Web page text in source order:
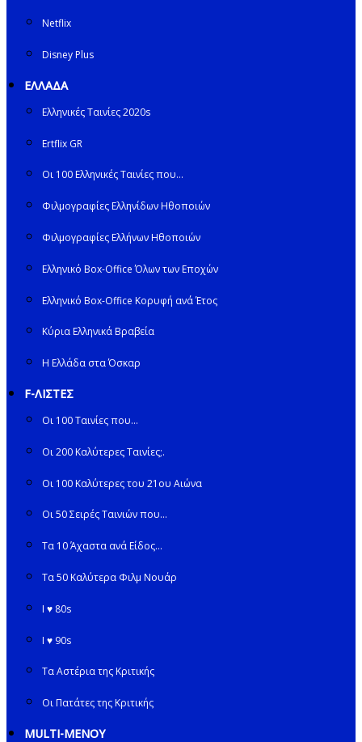
Netflix
Disney Plus
ΕΛΛΑΔΑ
Ελληνικές Ταινίες 2020s
Ertflix GR
Οι 100 Ελληνικές Ταινίες που…
Φιλμογραφίες Ελληνίδων Ηθοποιών
Φιλμογραφίες Ελλήνων Ηθοποιών
Ελληνικό Box-Office Όλων των Εποχών
Ελληνικό Box-Office Κορυφή ανά Έτος
Κύρια Ελληνικά Βραβεία
Η Ελλάδα στα Όσκαρ
F-ΛΙΣΤΕΣ
Οι 100 Ταινίες που…
Οι 200 Καλύτερες Ταινίες;.
Οι 100 Καλύτερες του 21ου Αιώνα
Οι 50 Σειρές Ταινιών που…
Τα 10 Άχαστα ανά Είδος…
Τα 50 Καλύτερα Φιλμ Νουάρ
I ♥ 80s
I ♥ 90s
Τα Αστέρια της Κριτικής
Οι Πατάτες της Κριτικής
MULTI-ΜΕΝΟΥ